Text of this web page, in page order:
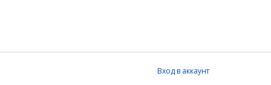
Вход в аккаунт